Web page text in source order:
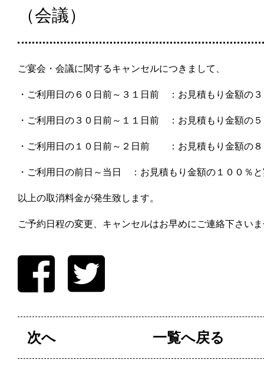
（会議）
ご宴会・会議に関するキャンセルにつきまして、
・ご利用日の６０日前～３１日前 ：お見積もり金額の
・ご利用日の３０日前～１１日前 ：お見積もり金額の
・ご利用日の１０日前～２日前 ：お見積もり金額の８
・ご利用日の前日～当日 ：お見積もり金額の１００％
以上の取消料金が発生致します。
ご予約日程の変更、キャンセルはお早めにご連絡下さい
次へ 一覧へ戻る